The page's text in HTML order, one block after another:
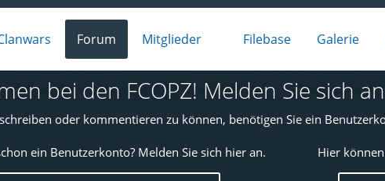
Forum Mitglieder Filebase Galerie
bei den FCOPZ! Melden Sie sich
oder kommentieren zu können, benötigen Sie ein
ein Benutzerkonto? Melden Sie sich hier an. Hier